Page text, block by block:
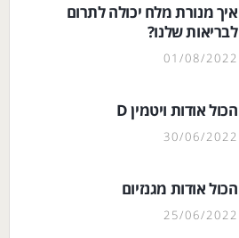
איך מנורת מלח יכולה לתרום
לבריאות שלנו?
01/08/2022
הכול אודות ויטמין D
30/06/2022
הכול אודות מגנזיום
25/06/2022